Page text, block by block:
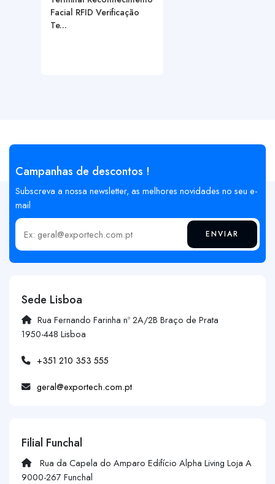
Facial RFID Verificação
Te...
Campanhas de descontos !
Subscreva a nossa newsletter, as melhores novidades no seu e-
mail
Insira o seu email ENVIAR
Sede Lisboa
Rua Fernando Farinha nº 2A/2B Braço de Prata
1950-448 Lisboa
+351 210 353 555
geral@exportech.com.pt
Filial Funchal
Rua da Capela do Amparo Edifício Alpha Living Loja A
9000-267 Funchal